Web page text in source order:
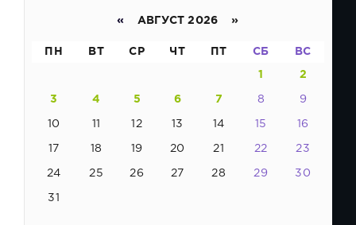
« АВГУСТ 2026 »
ПН ВТ СР ЧТ ПТ СБ ВС
1 2
3 4 5 6 7 8 9
10 11 12 13 14 15 16
17 18 19 20 21 22 23
24 25 26 27 28 29 30
31